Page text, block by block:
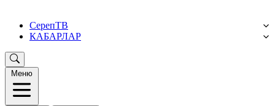
СерепТВ
КАБАРЛАР
Меню